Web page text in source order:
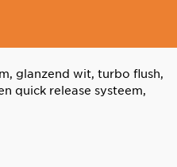
glanzend wit, turbo flush,
quick release systeem,